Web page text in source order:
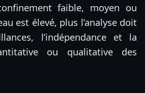
faible, moyen ou
est élevé, plus l’analyse doit
l’indépendance et la
ou qualitative des